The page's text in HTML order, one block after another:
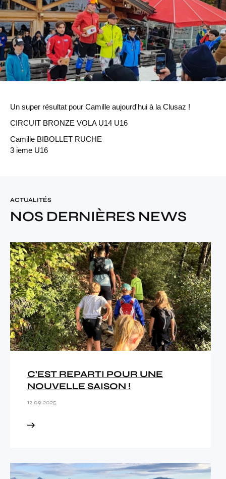
Un super résultat pour Camille aujourd'hui à la Clusaz !
CIRCUIT BRONZE VOLA U14 U16
Camille BIBOLLET RUCHE
3 ieme U16
ACTUALITÉS
NOS DERNIÈRES NEWS
C’EST REPARTI POUR UNE
NOUVELLE SAISON !
12.09.2025